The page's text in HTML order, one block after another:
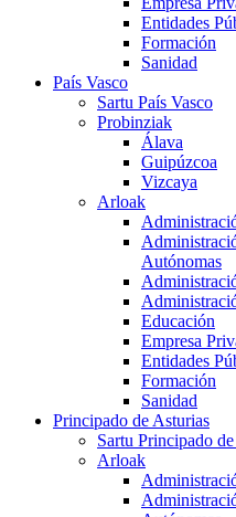
Entidades
Formación
Sanidad
País Vasco
Sartu País Vasco
Probinziak
Álava
Guipúzcoa
Vizcaya
Arloak
Autónomas
Educación
Empresa
Entidades
Formación
Sanidad
Principado de Asturias
Sartu Principado
Arloak